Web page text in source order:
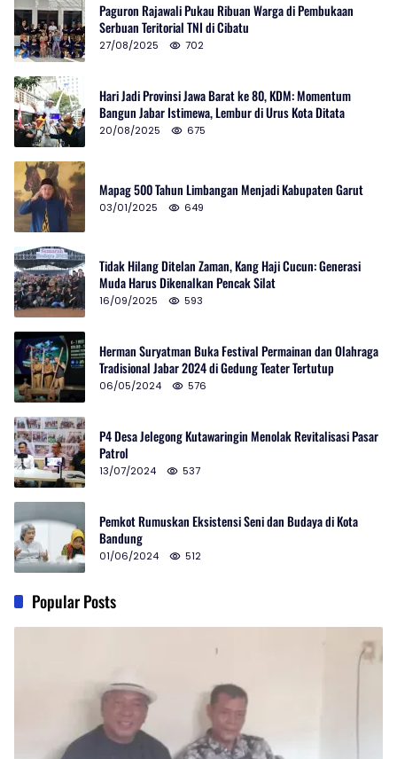
Paguron Rajawali Pukau Ribuan Warga di Pembukaan
Serbuan Teritorial TNI di Cibatu
27/08/2025 702
Hari Jadi Provinsi Jawa Barat ke 80, KDM: Momentum
Bangun Jabar Istimewa, Lembur di Urus Kota Ditata
20/08/2025 675
Mapag 500 Tahun Limbangan Menjadi Kabupaten Garut
03/01/2025 649
Tidak Hilang Ditelan Zaman, Kang Haji Cucun: Generasi
Muda Harus Dikenalkan Pencak Silat
16/09/2025 593
Herman Suryatman Buka Festival Permainan dan Olahraga
Tradisional Jabar 2024 di Gedung Teater Tertutup
06/05/2024 576
P4 Desa Jelegong Kutawaringin Menolak Revitalisasi Pasar
Patrol
13/07/2024 537
Pemkot Rumuskan Eksistensi Seni dan Budaya di Kota
Bandung
01/06/2024 512
Popular Posts